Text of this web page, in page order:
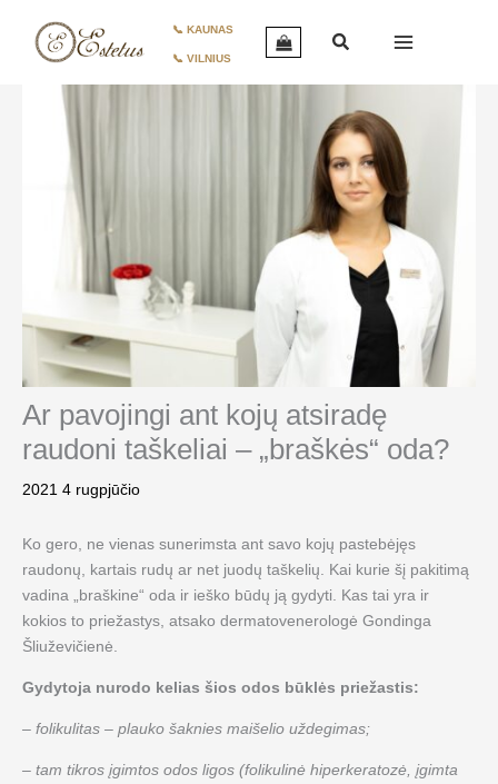
turinio
📞 KAUNAS
📞 VILNIUS
Ar pavojingi ant kojų atsiradę
raudoni taškeliai – „braškės“ oda?
2021 4 rugpjūčio
Ko gero, ne vienas sunerimsta ant savo kojų pastebėjęs
raudonų, kartais rudų ar net juodų taškelių. Kai kurie šį pakitimą
vadina „braškine“ oda ir ieško būdų ją gydyti. Kas tai yra ir
kokios to priežastys, atsako dermatovenerologė Gondinga
Šliuževičienė.
Gydytoja nurodo kelias šios odos būklės priežastis:
– folikulitas – plauko šaknies maišelio uždegimas;
– tam tikros įgimtos odos ligos (folikulinė hiperkeratozė, įgimta